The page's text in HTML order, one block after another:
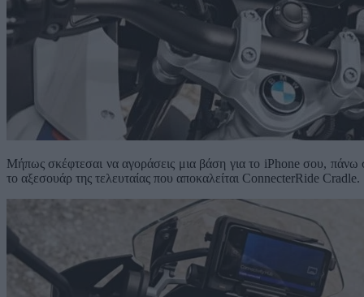
Μήπως σκέφτεσαι να αγοράσεις μια βάση για το iPhone σου, πάνω
το αξεσουάρ της τελευταίας που αποκαλείται ConnecterRide Cradle.